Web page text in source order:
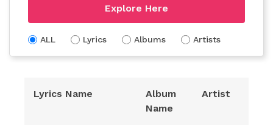
Explore Here
ALL Lyrics Albums Artists
Lyrics Name
Album
Name
Artist